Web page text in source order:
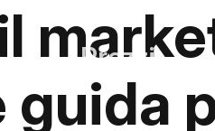
Prezzi
guida